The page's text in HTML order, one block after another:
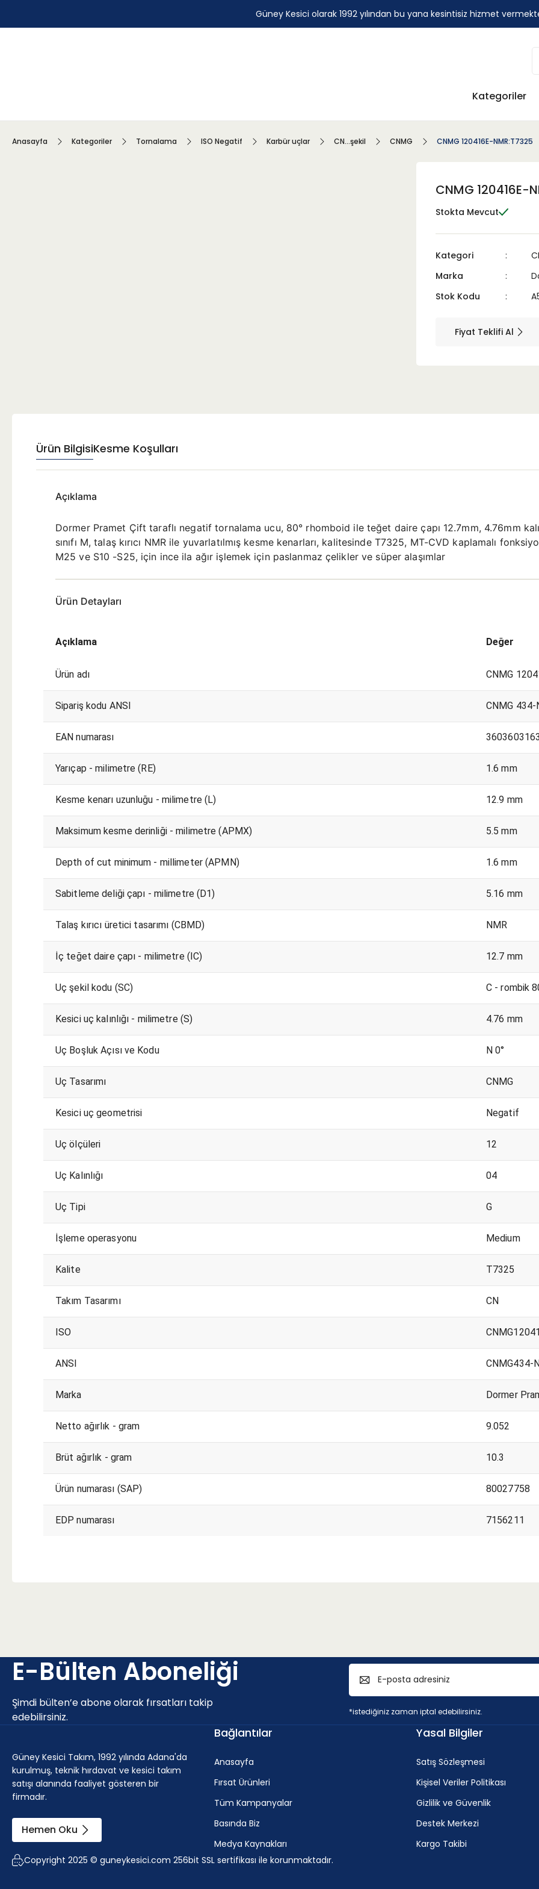
Güney Kesici olarak 1992 yılından bu yana kesintisiz hizmet
Kategoriler
Anasayfa Kategoriler Tornalama ISO Negatif Karbür uçlar CN...şekil CNMG CNMG 120416E-NMR:T7325
CNMG 120416E-
Stokta Mevcut
Kategori
Marka
Stok Kodu
Fiyat Teklifi Al
Ürün BilgisiKesme Koşulları
Açıklama
Dormer Pramet Çift taraflı negatif tornalama ucu, 80° rhomboid ile teğet daire çapı 12.7mm, 4.76mm
sınıfı M, talaş kırıcı NMR ile yuvarlatılmış kesme kenarları, kalitesinde T7325, MT-CVD kaplamalı
M25 ve S10 -S25, için ince ila ağır işlemek için paslanmaz çelikler ve süper alaşımlar
Ürün Detayları
Açıklama Değer
Ürün adı CNMG
Sipariş kodu ANSI CNMG
EAN numarası
Yarıçap - milimetre (RE) 1.6 mm
Kesme kenarı uzunluğu - milimetre (L) 12.9 mm
Maksimum kesme derinliği - milimetre (APMX) 5.5 mm
Depth of cut minimum - millimeter (APMN) 1.6 mm
Sabitleme deliği çapı - milimetre (D1) 5.16 mm
Talaş kırıcı üretici tasarımı (CBMD) NMR
İç teğet daire çapı - milimetre (IC) 12.7 mm
Uç şekil kodu (SC) C - rombik
Kesici uç kalınlığı - milimetre (S) 4.76 mm
Uç Boşluk Açısı ve Kodu N 0°
Uç Tasarımı CNMG
Kesici uç geometrisi Negatif
Uç ölçüleri 12
Uç Kalınlığı 04
Uç Tipi G
İşleme operasyonu Medium
Kalite T7325
Takım Tasarımı CN
ISO
ANSI CNMG434-
Marka Dormer
Netto ağırlık - gram 9.052
Brüt ağırlık - gram 10.3
Ürün numarası (SAP) 80027758
EDP numarası 7156211
P - Çelik ve dökme çelikler (Alaşım oranı < 10% ve sertlik < 45HRC)
Uygunluk v
Olası seçim. 1.6 - 5.5 mm 140 - 215 m/min
M - Paslanmaz çelik (korozyona dayanıklı çelikler, krom oranı > %11
Uygunluk ap
1.6 - 5.5 mm 105 - 165 m/min
E-Bülten Aboneliği
Şimdi bülten’e abone olarak fırsatları takip
edebilirsiniz.
*istediğiniz zaman iptal edebilirsiniz.
Güney Kesici Takım, 1992 yılında Adana'da
kurulmuş, teknik hırdavat ve kesici takım
satışı alanında faaliyet gösteren bir
firmadır.
Hemen Oku
Bağlantılar
Anasayfa
Fırsat Ürünleri
Tüm Kampanyalar
Basında Biz
Medya Kaynakları
Yasal Bilgiler
Satış Sözleşmesi
Kişisel Veriler Politikası
Gizlilik ve Güvenlik
Destek Merkezi
Kargo Takibi
Copyright 2025 © guneykesici.com 256bit SSL sertifikası ile korunmaktadır.